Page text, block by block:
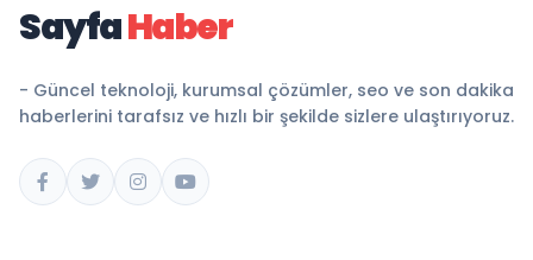
SayfaHaber
- Güncel teknoloji, kurumsal çözümler, seo ve son dakika
haberlerini tarafsız ve hızlı bir şekilde sizlere ulaştırıyoruz.